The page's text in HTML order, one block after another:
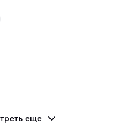
еще